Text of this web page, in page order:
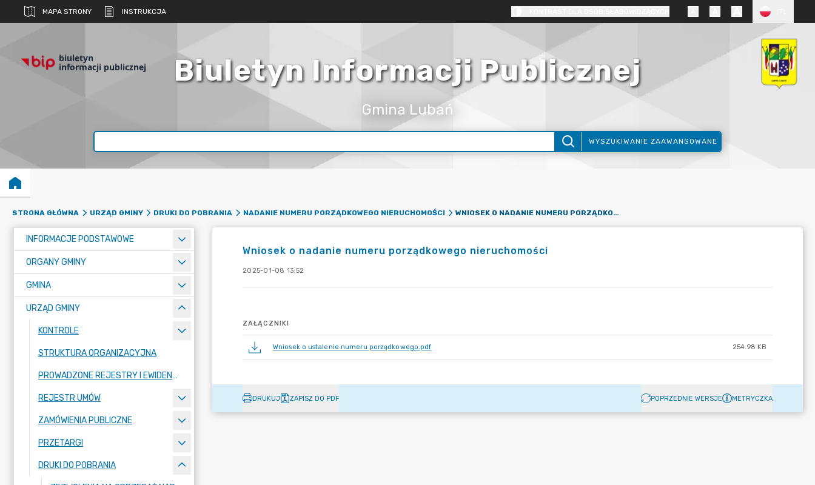
MAPA STRONY INSTRUKCJA
biuletyn
informacji publicznej Biuletyn Informacji Publicznej
Gmina Lubań
WYSZUKIWANIE ZAAWANSOWANE
STRONA GŁÓWNA URZĄD GMINY DRUKI DO POBRANIA NADANIE NUMERU PORZĄDKOWEGO NIERUCHOMOŚCI WNIOSEK O NADANIE NUMERU PORZĄDKOWEGO NIERUCHOMOŚCI
INFORMACJE PODSTAWOWE
ORGANY GMINY
GMINA
URZĄD GMINY
KONTROLE
STRUKTURA ORGANIZACYJNA
PROWADZONE REJESTRY I EWIDENCJE
REJESTR UMÓW
ZAMÓWIENIA PUBLICZNE
PRZETARGI
DRUKI DO POBRANIA
Wniosek o nadanie numeru porządkowego nieruchomości
2025-01-08 13:52
ZAŁĄCZNIKI
Wniosek o ustalenie numeru porządkowego.pdf 254.98 KB
DRUKUJ ZAPISZ DO PDF POPRZEDNIE WERSJE METRYCZKA